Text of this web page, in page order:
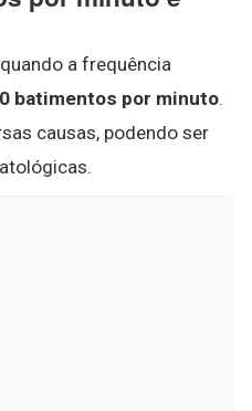
a frequência
batimentos por minuto.
causas, podendo ser